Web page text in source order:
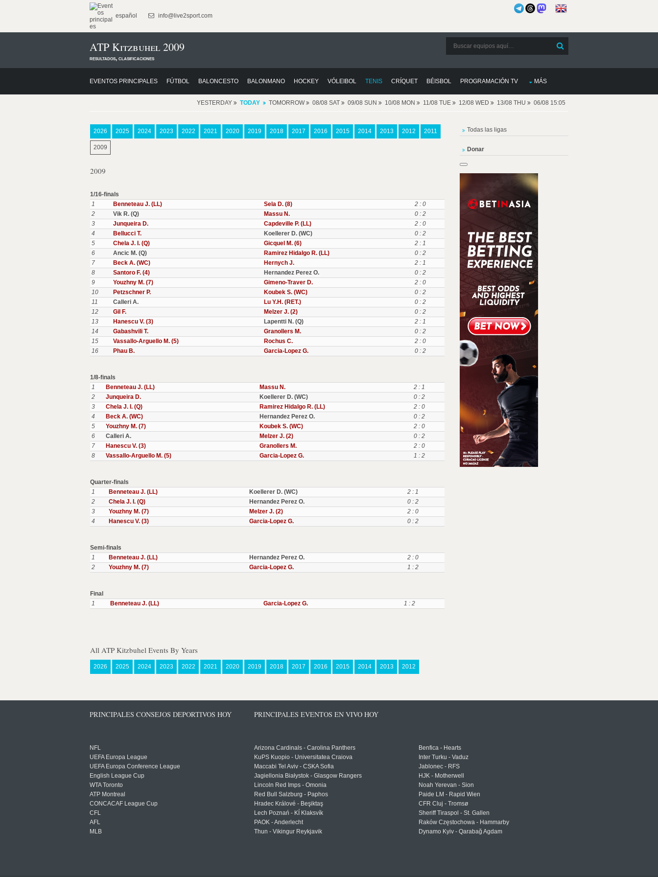
español info@live2sport.com
ATP Kitzbuhel 2009
resultados, clasificaciones
EVENTOS PRINCIPALES FÚTBOL BALONCESTO BALONMANO HOCKEY VÓLEIBOL TENIS CRÍQUET BÉISBOL PROGRAMACIÓN TV MÁS
YESTERDAY TODAY TOMORROW 08/08 SAT 09/08 SUN 10/08 MON 11/08 TUE 12/08 WED 13/08 THU 06/08 15:05
2026 2025 2024 2023 2022 2021 2020 2019 2018 2017 2016 2015 2014 2013 2012 2011
2009
2009
1/16-finals
1
Benneteau J. (LL) Sela D. (8)
2 : 0
2
Vik R. (Q) Massu N.
0 : 2
3
Junqueira D. Capdeville P. (LL)
2 : 0
4
Bellucci T. Koellerer D. (WC)
0 : 2
5
Chela J. I. (Q) Gicquel M. (6)
2 : 1
6
Ancic M. (Q) Ramirez Hidalgo R. (LL)
0 : 2
7
Beck A. (WC) Hernych J.
2 : 1
8
Santoro F. (4) Hernandez Perez O.
0 : 2
9
Youzhny M. (7) Gimeno-Traver D.
2 : 0
10
Petzschner P. Koubek S. (WC)
0 : 2
11
Calleri A. Lu Y.H. (RET.)
0 : 2
12
Gil F. Melzer J. (2)
0 : 2
13
Hanescu V. (3) Lapentti N. (Q)
2 : 1
14
Gabashvili T. Granollers M.
0 : 2
15
Vassallo-Arguello M. (5) Rochus C.
2 : 0
16
Phau B. Garcia-Lopez G. 0 : 2
1/8-finals
1
Benneteau J. (LL) Massu N.
2 : 1
2
Junqueira D. Koellerer D. (WC)
0 : 2
3
Chela J. I. (Q) Ramirez Hidalgo R. (LL)
2 : 0
4
Beck A. (WC) Hernandez Perez O.
0 : 2
5
Youzhny M. (7) Koubek S. (WC)
2 : 0
6
Calleri A. Melzer J. (2)
0 : 2
7
Hanescu V. (3) Granollers M.
2 : 0
8
Vassallo-Arguello M. (5) Garcia-Lopez G. 1 : 2
Quarter-finals
1
Benneteau J. (LL) Koellerer D. (WC)
2 : 1
2
Chela J. I. (Q) Hernandez Perez O.
0 : 2
3
Youzhny M. (7) Melzer J. (2)
2 : 0
4
Hanescu V. (3) Garcia-Lopez G. 0 : 2
Semi-finals
1
Benneteau J. (LL) Hernandez Perez O.
2 : 0
2
Youzhny M. (7) Garcia-Lopez G. 1 : 2
Final
1
Benneteau J. (LL) Garcia-Lopez G. 1 : 2
All ATP Kitzbuhel Events By Years
2026 2025 2024 2023 2022 2021 2020 2019 2018 2017 2016 2015 2014 2013 2012
Todas las ligas
Donar
PRINCIPALES CONSEJOS DEPORTIVOS HOY
NFL
UEFA Europa League
UEFA Europa Conference League
English League Cup
WTA Toronto
ATP Montreal
CONCACAF League Cup
CFL
AFL
MLB
PRINCIPALES EVENTOS EN VIVO HOY
Arizona Cardinals - Carolina Panthers
KuPS Kuopio - Universitatea Craiova
Maccabi Tel Aviv - CSKA Sofia
Jagiellonia Białystok - Glasgow Rangers
Lincoln Red Imps - Omonia
Red Bull Salzburg - Paphos
Hradec Králové - Beşiktaş
Lech Poznań - KÍ Klaksvík
PAOK - Anderlecht
Thun - Vikingur Reykjavik
Benfica - Hearts
Inter Turku - Vaduz
Jablonec - RFS
HJK - Motherwell
Noah Yerevan - Sion
Paide LM - Rapid Wien
CFR Cluj - Tromsø
Sheriff Tiraspol - St. Gallen
Raków Częstochowa - Hammarby
Dynamo Kyiv - Qarabağ Agdam